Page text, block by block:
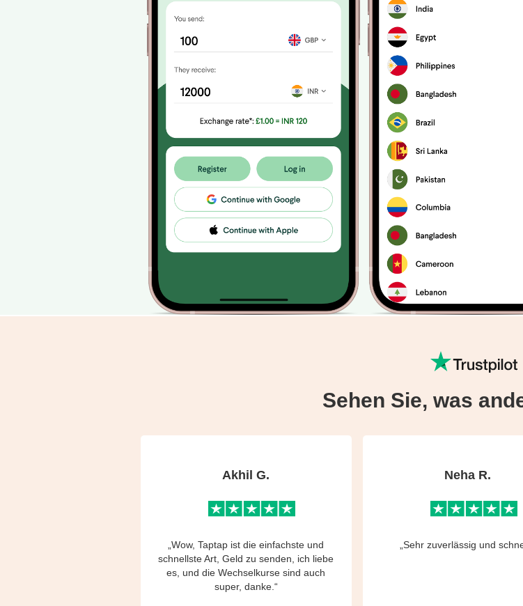
Sehen Sie, was
Akhil G.
„Wow, Taptap ist die einfachste und
schnellste Art, Geld zu senden, ich liebe
es, und die Wechselkurse sind auch
super, danke.“
Neha R.
„Sehr zuverlässig und